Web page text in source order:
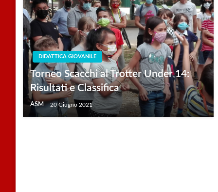
DIDATTICA GIOVANILE
Torneo Scacchi al Trotter Under 14:
Risultati e Classifica
ASM 20 Giugno 2021